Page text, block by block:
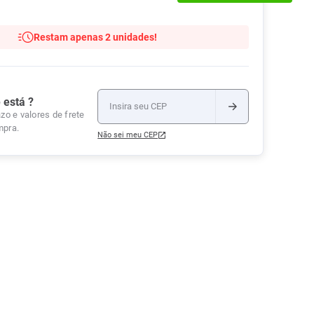
Umedecidas
Roupas Íntimas
Ver Tudo
Ver Tudo
Ver Tudo
Restam apenas 2 unidades!
está ?
e valores de frete
Não sei meu CEP